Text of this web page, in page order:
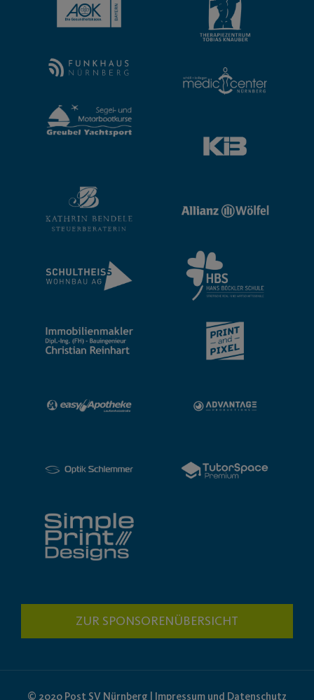
ZUR SPONSORENÜBERSICHT
© 2020 Post SV Nürnberg | Impressum und Datenschutz